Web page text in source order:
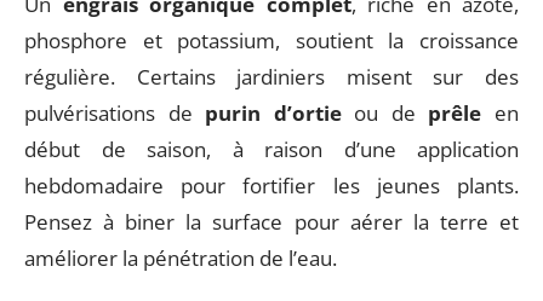
phosphore et potassium, soutient la croissance
régulière. Certains jardiniers misent sur des
pulvérisations de purin d’ortieou de prêle en
début de saison, à raison d’une application
hebdomadaire pour fortifier les jeunes plants.
Pensez à biner la surface pour aérer la terre et
améliorer la pénétration de l’eau.